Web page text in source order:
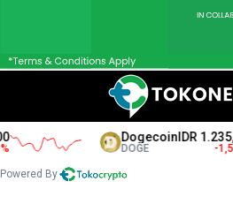
DogecoinIDR 1.235,00
DOGE
Powered By